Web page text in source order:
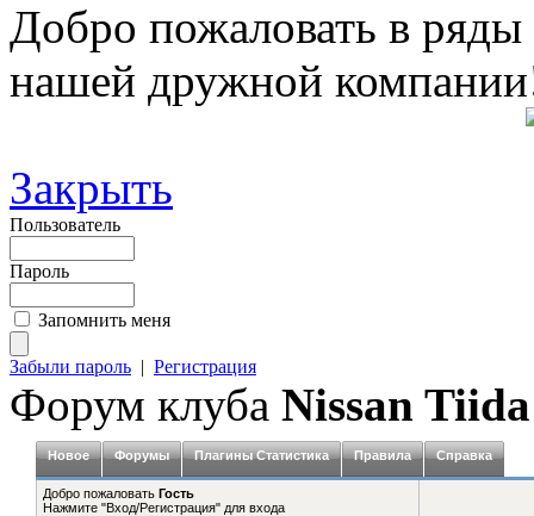
Добро пожаловать в ряды
нашей дружной
Закрыть
Пользователь
Пароль
Запомнить меня
Забыли пароль | Регистрация
Форум клуба Nissan Tiida
Новое Форумы Плагины Статистика Правила Справка
Добро пожаловать Гость
Нажмите "Вход/Регистрация" для входа